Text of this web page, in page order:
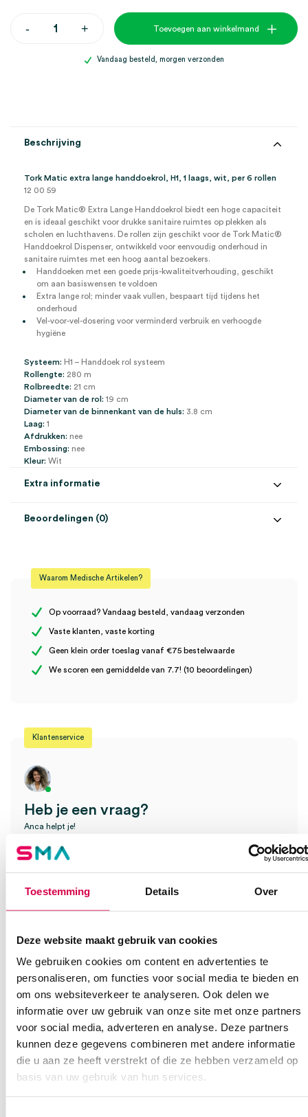
Toestemming Details Over
Deze website maakt gebruik van cookies
We gebruiken cookies om content en advertenties te
personaliseren, om functies voor social media te bieden en
om ons websiteverkeer te analyseren. Ook delen we
informatie over uw gebruik van onze site met onze partners
voor social media, adverteren en analyse. Deze partners
kunnen deze gegevens combineren met andere informatie
die u aan ze heeft verstrekt of die ze hebben verzameld op
basis van uw gebruik van hun services.
-
aantal
+ Toevoegen aan winkelmand
Vandaag besteld, morgen verzonden
Beschrijving
Tork Matic extra lange handdoekrol, H1, 1 laags, wit, per 6 rollen
12 00 59
De Tork Matic® Extra Lange Handdoekrol biedt een hoge capaciteit
en is ideaal geschikt voor drukke sanitaire ruimtes op plekken als
scholen en luchthavens. De rollen zijn geschikt voor de Tork Matic®
Handdoekrol Dispenser, ontwikkeld voor eenvoudig onderhoud in
sanitaire ruimtes met een hoog aantal bezoekers.
Handdoeken met een goede prijs-kwaliteitverhouding, geschikt
om aan basiswensen te voldoen
Extra lange rol; minder vaak vullen, bespaart tijd tijdens het
onderhoud
Vel-voor-vel-dosering voor verminderd verbruik en verhoogde
hygiëne
Systeem: H1 – Handdoek rol systeem
Rollengte: 280 m
Rolbreedte: 21 cm
Diameter van de rol: 19 cm
Diameter van de binnenkant van de huls: 3.8 cm
Laag: 1
Afdrukken: nee
Embossing: nee
Kleur: Wit
Extra informatie
Uitvoering H1, 1-laags
Beoordelingen (0)
Er zijn nog geen beoordelingen.
laags, wit (6)” te beoordelen
Waarom Medische Artikelen?
Op voorraad? Vandaag besteld, vandaag verzonden
Vaste klanten, vaste korting
Geen klein order toeslag vanaf €75 bestelwaarde
We scoren een gemiddelde van 7.7! (10 beoordelingen)
Klantenservice
Heb je een vraag?
Anca helpt je!
Vind je antwoord snel en makkelijk op onze klantenservice pagina.
Of contacteer ons via een van de onderstaande opties.
08:30 tot 17:00
Ook interessant